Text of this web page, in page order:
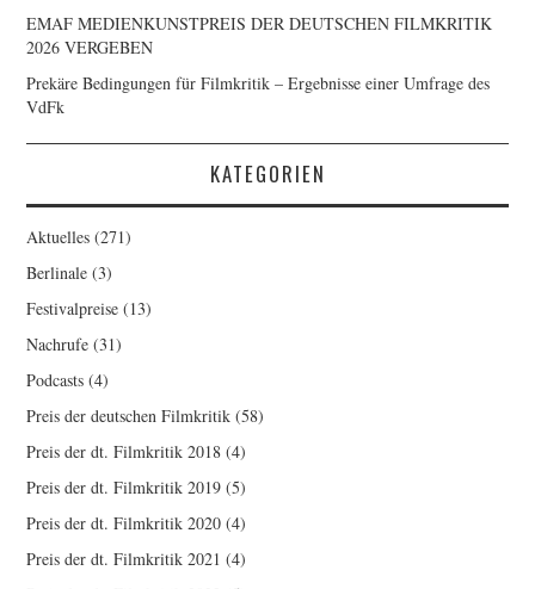
EMAF MEDIENKUNSTPREIS DER DEUTSCHEN FILMKRITIK
2026 VERGEBEN
Prekäre Bedingungen für Filmkritik – Ergebnisse einer Umfrage des
VdFk
KATEGORIEN
Aktuelles (271)
Berlinale (3)
Festivalpreise (13)
Nachrufe (31)
Podcasts (4)
Preis der deutschen Filmkritik (58)
Preis der dt. Filmkritik 2018 (4)
Preis der dt. Filmkritik 2019 (5)
Preis der dt. Filmkritik 2020 (4)
Preis der dt. Filmkritik 2021 (4)